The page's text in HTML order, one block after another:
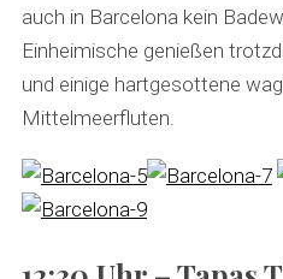
auch in Barcelona kein
Einheimische genießen
und einige hartgesottene
Mittelmeerfluten.